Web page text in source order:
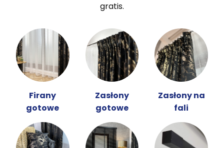
gratis.
Firany
gotowe
Zasłony
gotowe
Zasłony na
fali